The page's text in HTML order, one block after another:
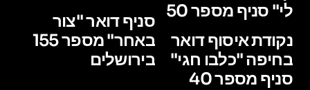
לי" סניף מספר 50
נקודת איסוף דואר
בחיפה "כלבו חגי"
סניף מספר 40
סניף דואר "צור
באחר" מספר 155
בירושלים